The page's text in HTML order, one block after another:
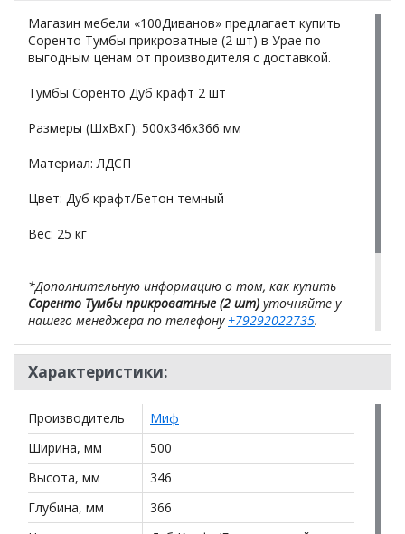
Магазин мебели «100Диванов» предлагает купить
Соренто Тумбы прикроватные (2 шт) в Урае по
выгодным ценам от производителя с доставкой.
Тумбы Соренто Дуб крафт 2 шт
Размеры (ШхВхГ): 500х346х366 мм
Материал: ЛДСП
Цвет: Дуб крафт/Бетон темный
Вес: 25 кг
*Дополнительную информацию о том, как купить
Соренто Тумбы прикроватные (2 шт) уточняйте у
нашего менеджера по телефону +79292022735.
**Цены на официальном сайте100диванов.com
действительны только для интернет-магазина
могут отличаться от цен в розничных магазинах-
Характеристики:
Производитель
Миф
Ширина, мм
500
Высота, мм
346
Глубина, мм
366